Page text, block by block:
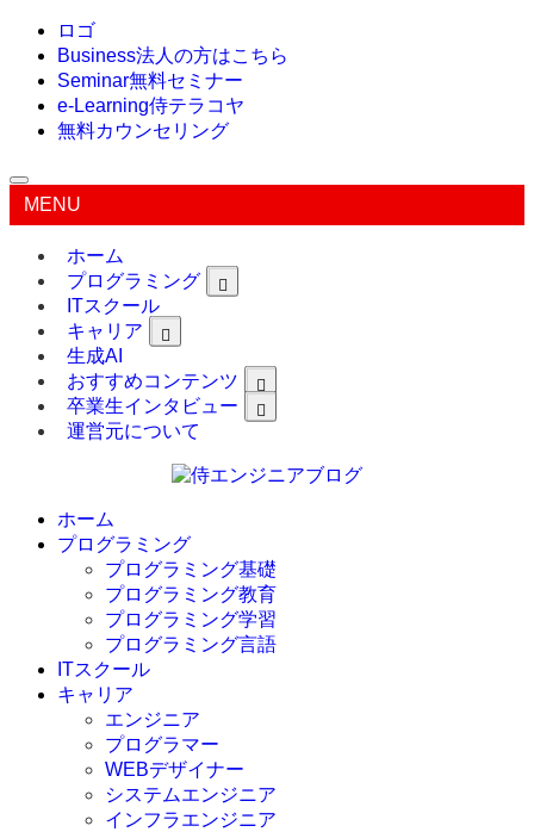
ロゴ
Business法人の方はこちら
Seminar無料セミナー
e-Learning侍テラコヤ
無料カウンセリング
MENU
ホーム
プログラミング
ITスクール
キャリア
生成AI
おすすめコンテンツ
卒業生インタビュー
運営元について
ホーム
プログラミング
プログラミング基礎
プログラミング教育
プログラミング学習
プログラミング言語
C言語
C#
VBA
Go言語
Kotlin
Java
ITスクール
キャリア
エンジニア
プログラマー
WEBデザイナー
システムエンジニア
インフラエンジニア